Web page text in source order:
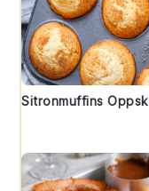
Sitronmuffins